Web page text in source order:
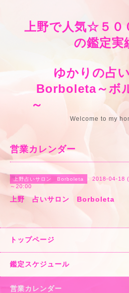
上野で人気☆５０
の鑑定
ゆかりの占
Borboleta～ボ
Welcome to my
営業カレンダー
上野占いサロン Borboleta
2018-04-18
～20:00
上野 占いサロン Borboleta
トップページ
鑑定スケジュール
営業カレンダー